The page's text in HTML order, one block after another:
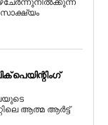
സാക്ഷ്യം
പെയിന്റിംഗ്
ആത്മ ആർട്ട്